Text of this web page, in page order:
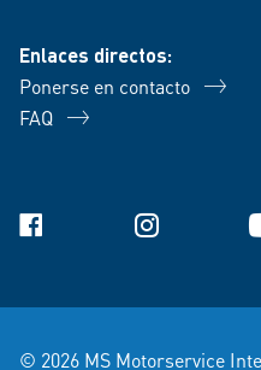
Enlaces directos:
Ponerse en contacto
FAQ
Facebook Instagram
© 2026 MS Motorservice